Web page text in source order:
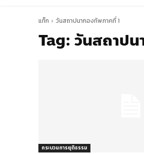
แท็ก วันสถาปนากองทัพภาคที่ 1
Tag:วันสถาป
กระบวนการยุติธรรม